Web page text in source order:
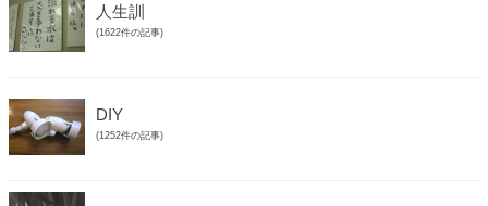
人生訓
(1622件の記事)
DIY
(1252件の記事)